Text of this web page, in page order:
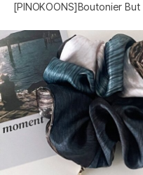
[PINOKOONS]Boutonier But